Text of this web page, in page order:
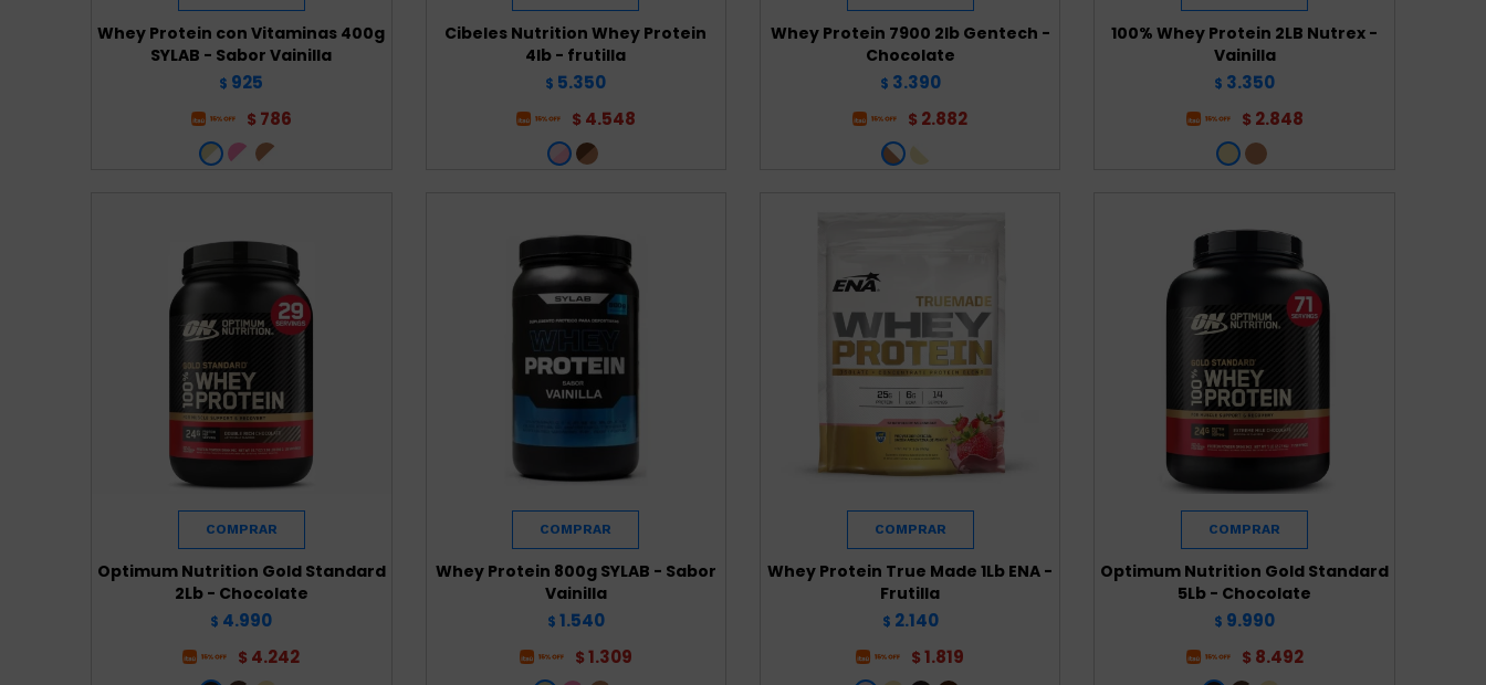
Whey Protein con Vitaminas 400g
SYLAB - Sabor Vainilla
$ 925
$ 786
Cibeles Nutrition Whey Protein
4lb - frutilla
$ 5.350
$ 4.548
Whey Protein 7900 2lb Gentech -
Chocolate
$ 3.390
$ 2.882
100% Whey Protein 2LB Nutrex -
Vainilla
$ 3.350
$ 2.848
Optimum Nutrition Gold Standard
2Lb - Chocolate
$ 4.990
$ 4.242
Whey Protein 800g SYLAB - Sabor
Vainilla
$ 1.540
$ 1.309
Whey Protein True Made 1Lb ENA -
Frutilla
$ 2.140
$ 1.819
Optimum Nutrition Gold Standard
5Lb - Chocolate
$ 9.990
$ 8.492